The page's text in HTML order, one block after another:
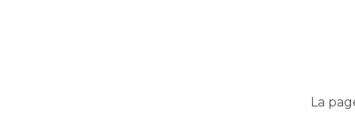
La